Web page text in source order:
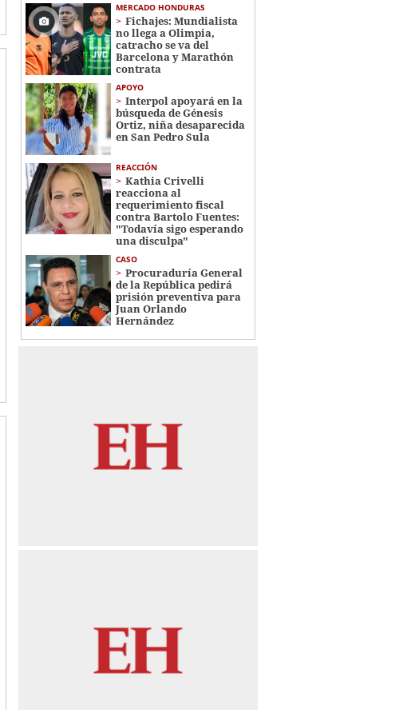
MERCADO HONDURAS
Fichajes: Mundialista
no llega a Olimpia,
catracho se va del
Barcelona y Marathón
contrata
APOYO
Interpol apoyará en la
búsqueda de Génesis
Ortiz, niña desaparecida
en San Pedro Sula
REACCIÓN
Kathia Crivelli
reacciona al
requerimiento fiscal
contra Bartolo Fuentes:
"Todavía sigo esperando
una disculpa"
CASO
Procuraduría General
de la República pedirá
prisión preventiva para
Juan Orlando
Hernández